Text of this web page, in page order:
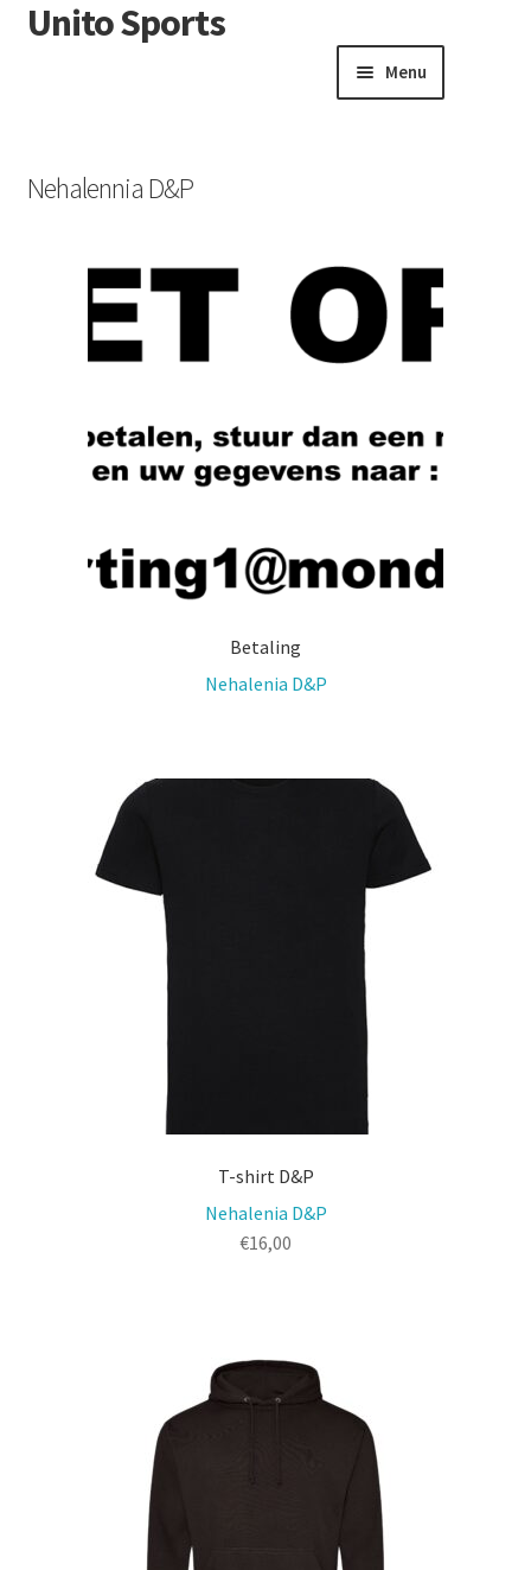
Unito Sports
Menu
Algemene voorwaarden
Nehalennia D&P
Betaling
Nehalenia D&P
T-shirt D&P
Nehalenia D&P
€16,00